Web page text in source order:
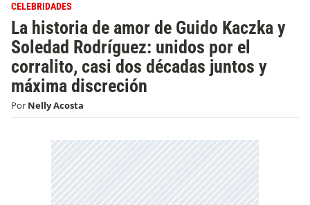
CELEBRIDADES
La historia de amor de Guido Kaczka y
Soledad Rodríguez: unidos por el
corralito, casi dos décadas juntos y
máxima discreción
Por Nelly Acosta